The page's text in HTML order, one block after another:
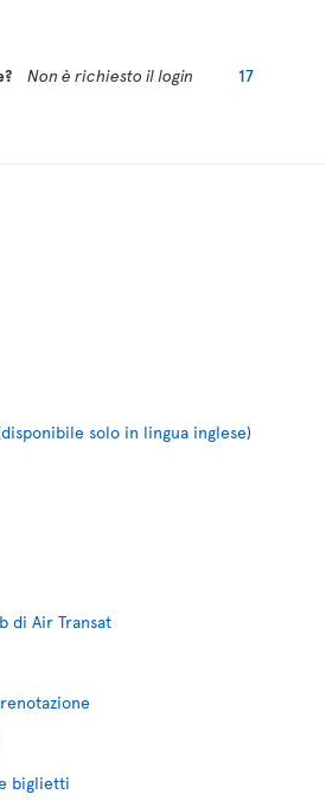
Non è richiesto il login
17
solo in lingua inglese)
di Air Transat
biglietti